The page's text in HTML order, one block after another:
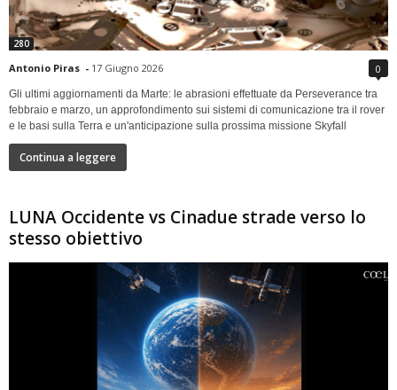
280
Antonio Piras - 17 Giugno 2026 0
Gli ultimi aggiornamenti da Marte: le abrasioni effettuate da Perseverance tra
febbraio e marzo, un approfondimento sui sistemi di comunicazione tra il rover
e le basi sulla Terra e un'anticipazione sulla prossima missione Skyfall
Continua a leggere
LUNA Occidente vs Cinadue strade verso lo
stesso obiettivo